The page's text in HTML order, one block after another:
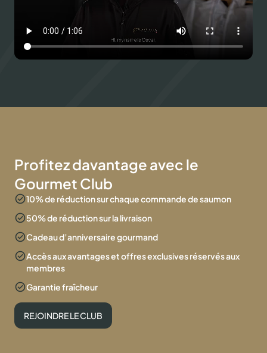
Profitez davantage avec le
Gourmet Club
10% de réduction sur chaque commande de saumon
50% de réduction sur la livraison
Cadeau d’anniversaire gourmand
Accès aux avantages et offres exclusives réservés aux
membres
Garantie fraîcheur
REJOINDRE LE CLUB